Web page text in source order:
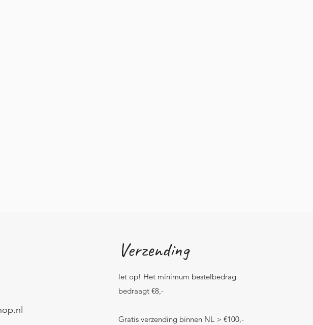
Verzending
let op! Het minimum bestelbedrag
bedraagt €8,-
Gratis verzending binnen NL > €100,-